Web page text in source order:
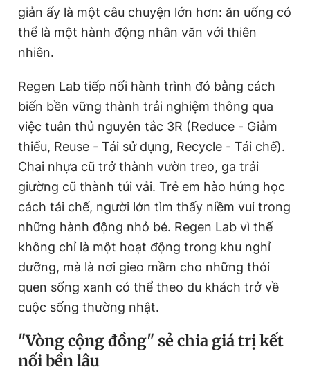
giản ấy là một câu chuyện lớn hơn: ăn uống có
thể là một hành động nhân văn với thiên
nhiên.
Regen Lab tiếp nối hành trình đó bằng cách
biến bền vững thành trải nghiệm thông qua
việc tuân thủ nguyên tắc 3R (Reduce - Giảm
thiểu, Reuse - Tái sử dụng, Recycle - Tái chế).
Chai nhựa cũ trở thành vườn treo, ga trải
giường cũ thành túi vải. Trẻ em hào hứng học
cách tái chế, người lớn tìm thấy niềm vui trong
những hành động nhỏ bé. Regen Lab vì thế
không chỉ là một hoạt động trong khu nghỉ
dưỡng, mà là nơi gieo mầm cho những thói
quen sống xanh có thể theo du khách trở về
cuộc sống thường nhật.
"Vòng cộng đồng" sẻ chia giá trị kết
nối bền lâu